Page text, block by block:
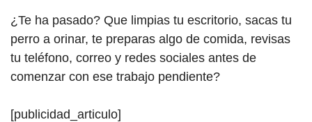
¿Te ha pasado? Que limpias tu escritorio, sacas tu
perro a orinar, te preparas algo de comida, revisas
tu teléfono, correo y redes sociales antes de
comenzar con ese trabajo pendiente?
[publicidad_articulo]